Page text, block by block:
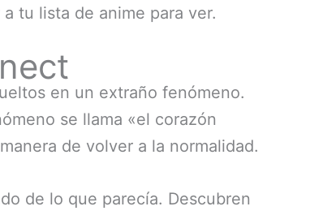
tu lista de anime para ver.
en un extraño fenómeno.
se llama «el corazón
de volver a la normalidad.
de lo que parecía. Descubren